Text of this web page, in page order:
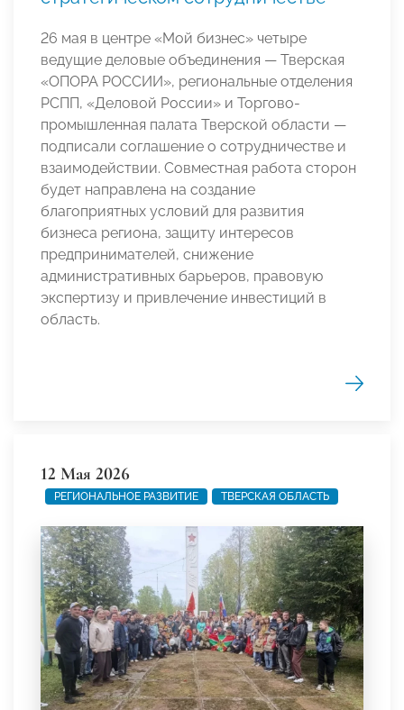
26 мая в центре «Мой бизнес» четыре
ведущие деловые объединения — Тверская
«ОПОРА РОССИИ», региональные отделения
РСПП, «Деловой России» и Торгово-
промышленная палата Тверской области —
подписали соглашение о сотрудничестве и
взаимодействии. Совместная работа сторон
будет направлена на создание
благоприятных условий для развития
бизнеса региона, защиту интересов
предпринимателей, снижение
административных барьеров, правовую
экспертизу и привлечение инвестиций в
область.
12 Мая 2026
РЕГИОНАЛЬНОЕ РАЗВИТИЕ ТВЕРСКАЯ ОБЛАСТЬ